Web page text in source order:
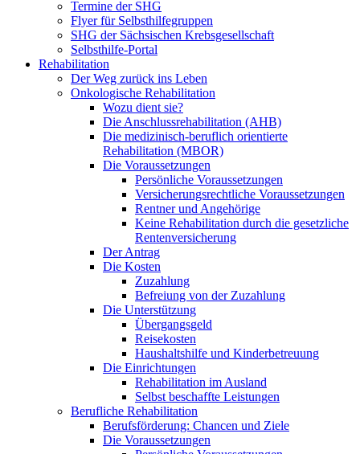
Termine der SHG
Flyer für Selbsthilfegruppen
SHG der Sächsischen Krebsgesellschaft
Selbsthilfe-Portal
Rehabilitation
Der Weg zurück ins Leben
Onkologische Rehabilitation
Wozu dient sie?
Die Anschlussrehabilitation (AHB)
Die medizinisch-beruflich orientierte
Rehabilitation (MBOR)
Die Voraussetzungen
Persönliche Voraussetzungen
Versicherungsrechtliche Voraussetzungen
Rentner und Angehörige
Keine Rehabilitation durch die gesetzliche
Rentenversicherung
Der Antrag
Die Kosten
Zuzahlung
Befreiung von der Zuzahlung
Die Unterstützung
Übergangsgeld
Reisekosten
Haushaltshilfe und Kinderbetreuung
Die Einrichtungen
Rehabilitation im Ausland
Selbst beschaffte Leistungen
Berufliche Rehabilitation
Berufsförderung: Chancen und Ziele
Die Voraussetzungen